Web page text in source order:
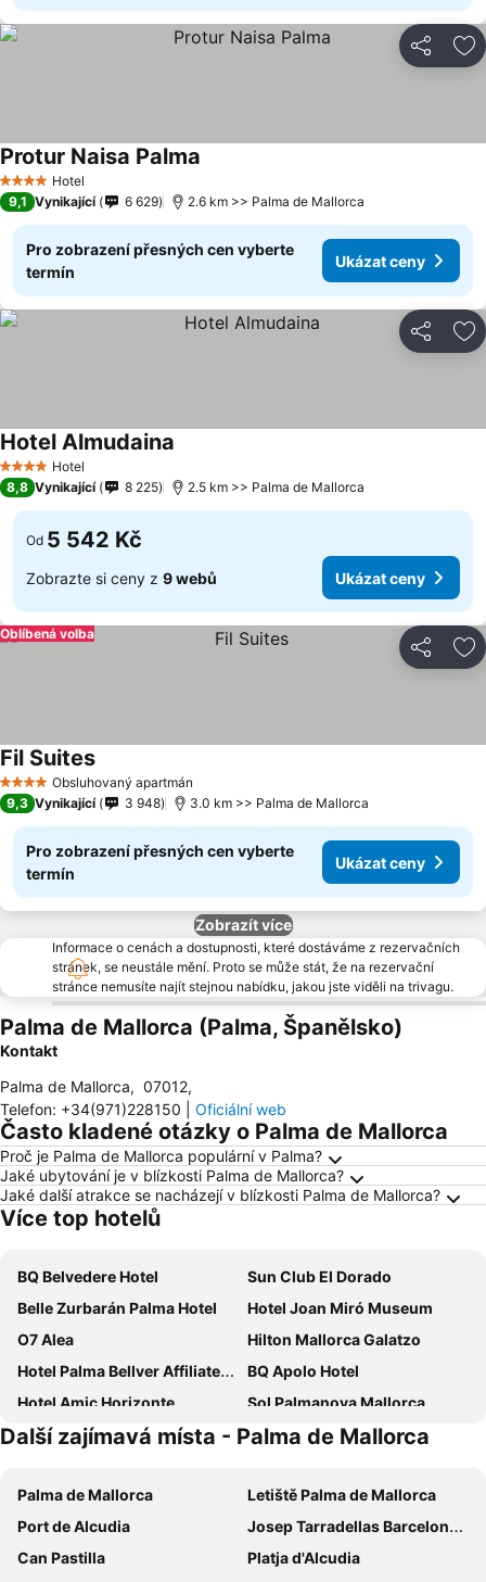
Sdílet
4 Počet hvězdiček
Hotel
Protur Naisa Palma
9,1 Vynikající 6 629 2.6 km >> Palma de Mallorca
Pro zobrazení přesných cen vyberte
termín
Ukázat ceny
Sdílet
4 Počet hvězdiček
Hotel
Hotel Almudaina
8,8 Vynikající 8 225 2.5 km >> Palma de Mallorca
Od 5 542 Kč
Zobrazte si ceny z 9 webů Ukázat ceny
Sdílet
Oblíbená volba
4 Počet hvězdiček
Obsluhovaný apartmán
Fil Suites
9,3 Vynikající 3 948 3.0 km >> Palma de Mallorca
Pro zobrazení přesných cen vyberte
termín
Ukázat ceny
Zobrazít více
Informace o cenách a dostupnosti, které dostáváme z rezervačních
stránek, se neustále mění. Proto se může stát, že na rezervační
stránce nemusíte najít stejnou nabídku, jakou jste viděli na trivagu.
Palma de Mallorca (Palma, Španělsko)
Kontakt
Palma de Mallorca, 07012,
Telefon: +34(971)228150 Oficiální web
Často kladené otázky o Palma de Mallorca
Proč je Palma de Mallorca populární v Palma?
Jaké ubytování je v blízkosti Palma de Mallorca?
Jaké další atrakce se nacházejí v blízkosti Palma de Mallorca?
Více top hotelů
BQ Belvedere Hotel
Sun Club El Dorado
Belle Zurbarán Palma Hotel
Hotel Joan Miró Museum
O7 Alea
Hilton Mallorca Galatzo
Hotel Palma Bellver Affiliated by Meliá
BQ Apolo Hotel
Hotel Amic Horizonte
Sol Palmanova Mallorca
Kimpton Aysla Mallorca By Ihg
Alua Leo
BQ Augusta Hotel
Hotel Vibra Beverly Playa
HSM Atlantic Park
BQ Amfora Beach
Seramar Luna Park Adults Only
BLUESEA Mediodia
Další zajímavá místa - Palma de Mallorca
Palma de Mallorca
Letiště Palma de Mallorca
Port de Alcudia
Josep Tarradellas Barcelona–El Prat Airport
Can Pastilla
Platja d'Alcudia